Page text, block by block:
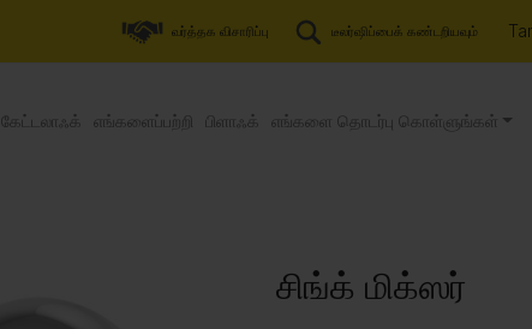
வர்த்தக விசாரிப்பு டீலர்ஷிப்பைக் கண்டறியவும்
கேட்டலாஃக் எங்களைப்பற்றி பிளாஃக் எங்களை தொடர்பு கொள்ளுங்கள்
சிங்க் மிக்ஸர்